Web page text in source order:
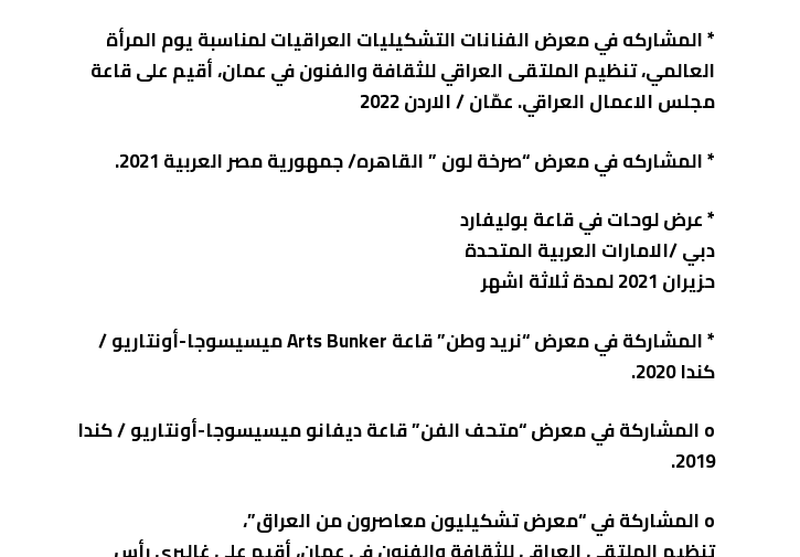
‏* المشاركه في معرض الفنانات التشكيليات العراقيات لمناسبة يوم المرأة
العالمي، تنظيم الملتقى العراقي للثقافة والفنون في عمان، أقيم على قاعة
مجلس الاعمال العراقي. عمّان / الاردن 2022
‏* المشاركه في معرض “صرخة لون ” القاهره/ جمهورية مصر العربية 2021.
‏* عرض لوحات في قاعة بوليفارد
دبي /الامارات العربية المتحدة
حزيران 2021 لمدة ثلاثة اشهر
‏* المشاركة في معرض “نريد وطن” قاعة Arts Bunker ميسيسوجا-أونتاريو /
كندا 2020.
‏o المشاركة في معرض “متحف الفن” قاعة ديفانو ميسيسوجا-أونتاريو / كندا
2019.